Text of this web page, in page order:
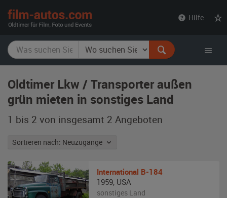
Hilfe
Oldtimer Lkw / Transporter außen
grün mieten in sonstiges Land
1 bis 2 von insgesamt 2 Angeboten
Sortieren nach: Neuzugänge
International B-184
1959, USA
sonstiges Land